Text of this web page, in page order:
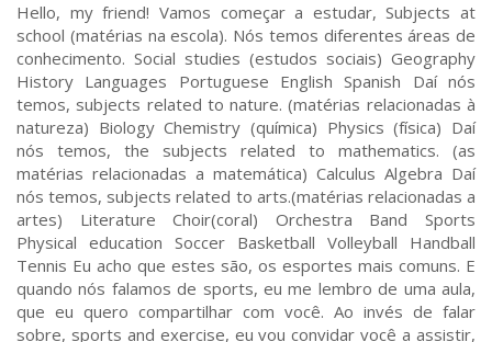
Hello, my friend! Vamos começar a estudar, Subjects at
school (matérias na escola). Nós temos diferentes áreas de
conhecimento. Social studies (estudos sociais) Geography
History Languages Portuguese English Spanish Daí nós
temos, subjects related to nature. (matérias relacionadas à
natureza) Biology Chemistry (química) Physics (física) Daí
nós temos, the subjects related to mathematics. (as
matérias relacionadas a matemática) Calculus Algebra Daí
nós temos, subjects related to arts.(matérias relacionadas a
artes) Literature Choir(coral) Orchestra Band Sports
Physical education Soccer Basketball Volleyball Handball
Tennis Eu acho que estes são, os esportes mais comuns. E
quando nós falamos de sports, eu me lembro de uma aula,
que eu quero compartilhar com você. Ao invés de falar
sobre, sports and exercise, eu vou convidar você a assistir,